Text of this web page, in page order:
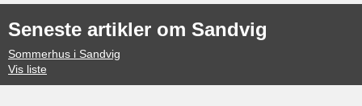
Seneste artikler om Sandvig
Sommerhus i Sandvig
Vis liste